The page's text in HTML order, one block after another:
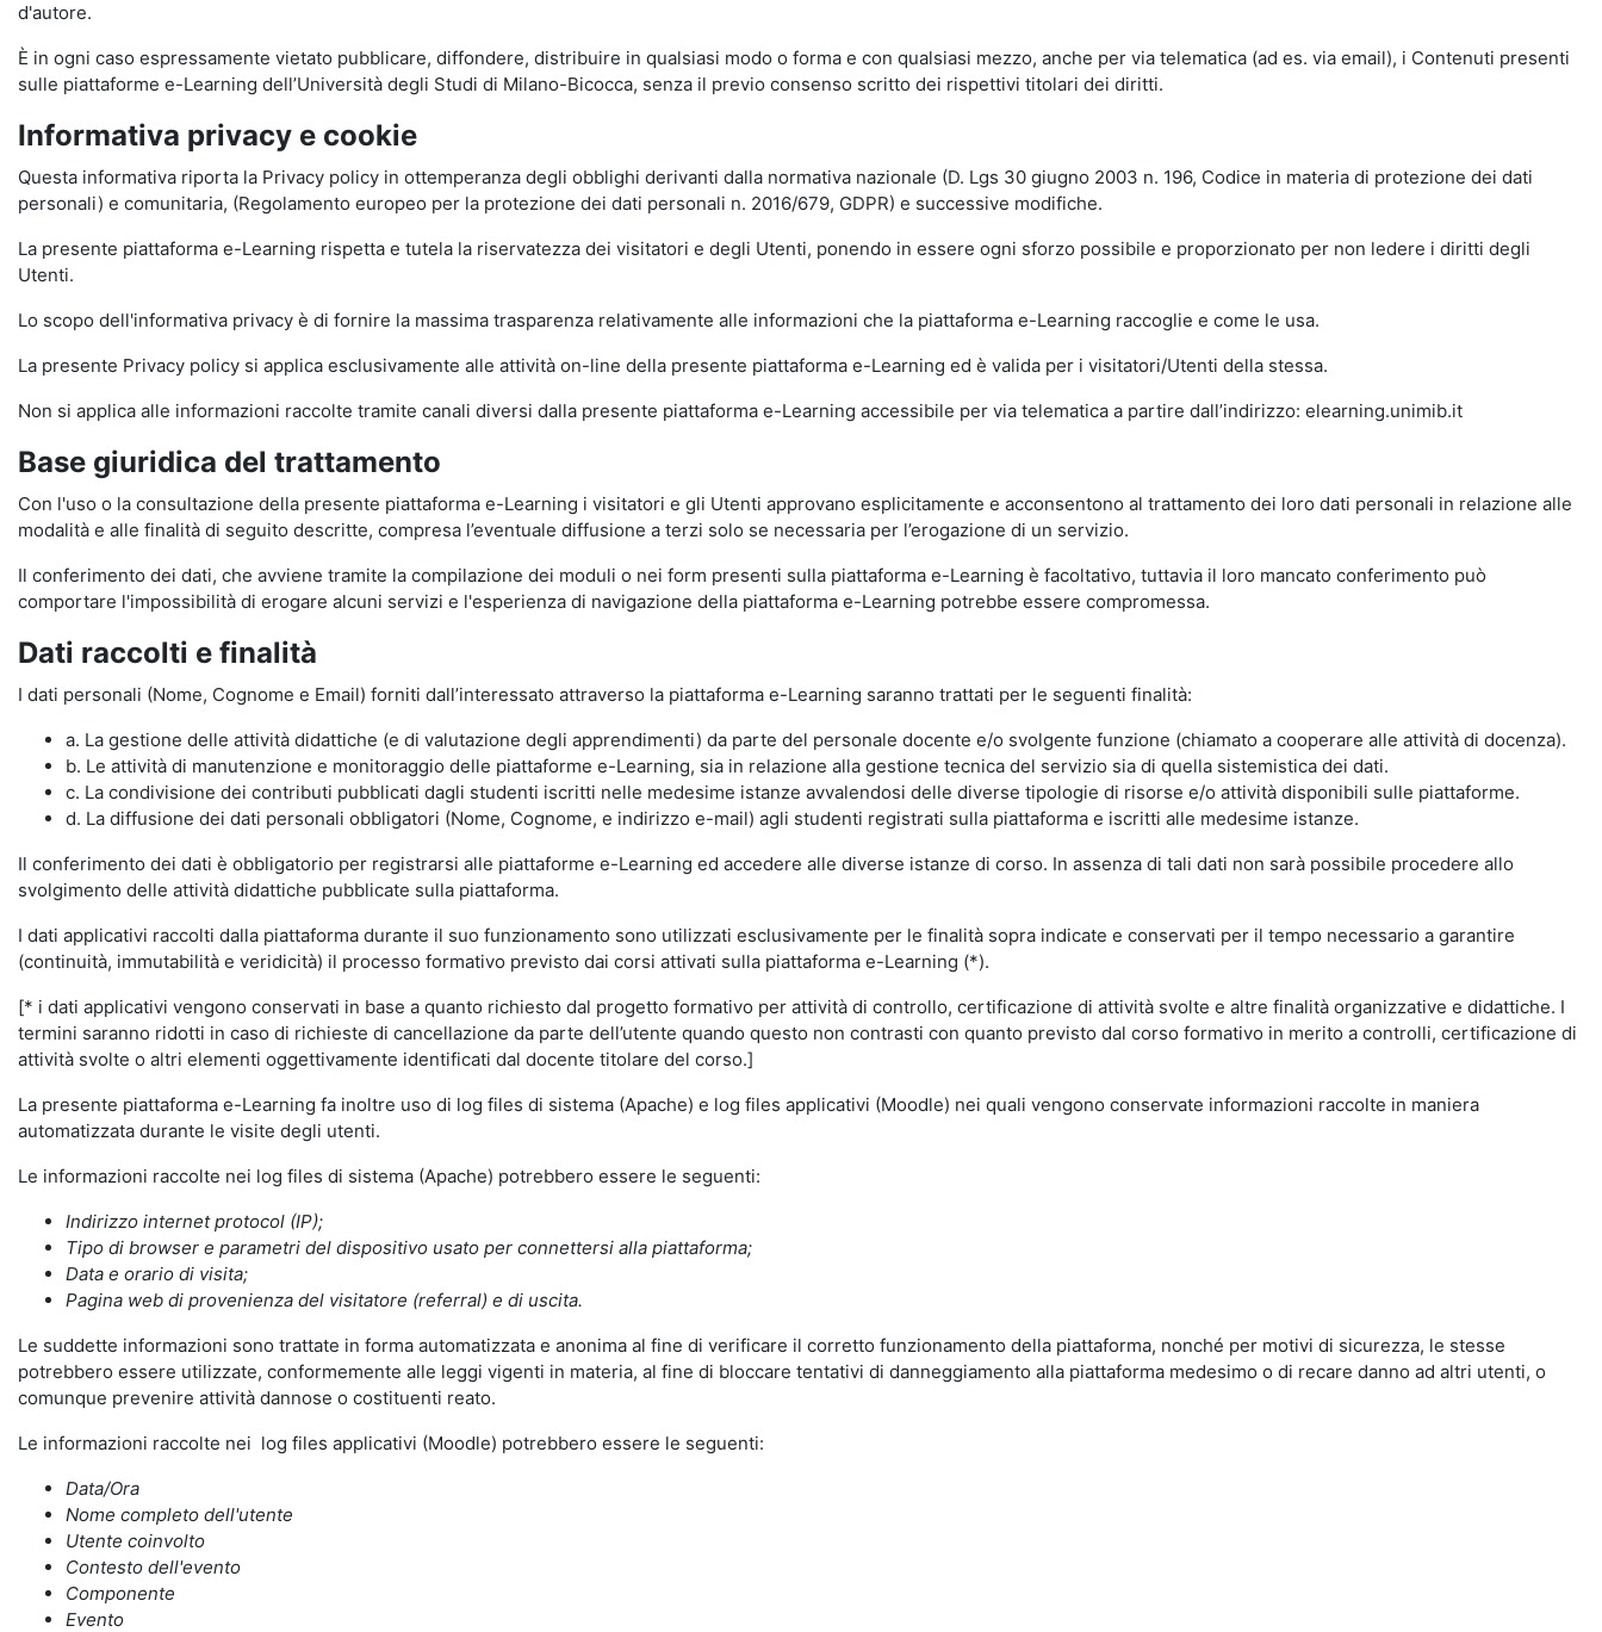
d'autore.
È in ogni caso espressamente vietato pubblicare, diffondere, distribuire in qualsiasi modo o forma e con qualsiasi mezzo, anche per via telematica (ad es. via email), i Contenuti presenti
sulle piattaforme e-Learning dell’Università degli Studi di Milano-Bicocca, senza il previo consenso scritto dei rispettivi titolari dei diritti.
Informativa privacy e cookie
Questa informativa riporta la Privacy policy in ottemperanza degli obblighi derivanti dalla normativa nazionale (D. Lgs 30 giugno 2003 n. 196, Codice in materia di protezione dei dati
personali) e comunitaria, (Regolamento europeo per la protezione dei dati personali n. 2016/679, GDPR) e successive modifiche.
La presente piattaforma e-Learning rispetta e tutela la riservatezza dei visitatori e degli Utenti, ponendo in essere ogni sforzo possibile e proporzionato per non ledere i diritti degli
Utenti.
Lo scopo dell'informativa privacy è di fornire la massima trasparenza relativamente alle informazioni che la piattaforma e-Learning raccoglie e come le usa.
La presente Privacy policy si applica esclusivamente alle attività on-line della presente piattaforma e-Learning ed è valida per i visitatori/Utenti della stessa.
Non si applica alle informazioni raccolte tramite canali diversi dalla presente piattaforma e-Learning accessibile per via telematica a partire dall’indirizzo: elearning.unimib.it
Base giuridica del trattamento
Con l'uso o la consultazione della presente piattaforma e-Learning i visitatori e gli Utenti approvano esplicitamente e acconsentono al trattamento dei loro dati personali in relazione alle
modalità e alle finalità di seguito descritte, compresa l’eventuale diffusione a terzi solo se necessaria per l’erogazione di un servizio.
Il conferimento dei dati, che avviene tramite la compilazione dei moduli o nei form presenti sulla piattaforma e-Learning è facoltativo, tuttavia il loro mancato conferimento può
comportare l'impossibilità di erogare alcuni servizi e l'esperienza di navigazione della piattaforma e-Learning potrebbe essere compromessa.
Dati raccolti e finalità
I dati personali (Nome, Cognome e Email) forniti dall’interessato attraverso la piattaforma e-Learning saranno trattati per le seguenti finalità:
a. La gestione delle attività didattiche (e di valutazione degli apprendimenti) da parte del personale docente e/o svolgente funzione (chiamato a cooperare alle attività di docenza).
b. Le attività di manutenzione e monitoraggio delle piattaforme e-Learning, sia in relazione alla gestione tecnica del servizio sia di quella sistemistica dei dati.
c. La condivisione dei contributi pubblicati dagli studenti iscritti nelle medesime istanze avvalendosi delle diverse tipologie di risorse e/o attività disponibili sulle piattaforme.
d. La diffusione dei dati personali obbligatori (Nome, Cognome, e indirizzo e-mail) agli studenti registrati sulla piattaforma e iscritti alle medesime istanze.
Il conferimento dei dati è obbligatorio per registrarsi alle piattaforme e-Learning ed accedere alle diverse istanze di corso. In assenza di tali dati non sarà possibile procedere allo
svolgimento delle attività didattiche pubblicate sulla piattaforma.
I dati applicativi raccolti dalla piattaforma durante il suo funzionamento sono utilizzati esclusivamente per le finalità sopra indicate e conservati per il tempo necessario a garantire
(continuità, immutabilità e veridicità) il processo formativo previsto dai corsi attivati sulla piattaforma e-Learning (*).
[* i dati applicativi vengono conservati in base a quanto richiesto dal progetto formativo per attività di controllo, certificazione di attività svolte e altre finalità organizzative e didattiche. I
termini saranno ridotti in caso di richieste di cancellazione da parte dell’utente quando questo non contrasti con quanto previsto dal corso formativo in merito a controlli, certificazione di
attività svolte o altri elementi oggettivamente identificati dal docente titolare del corso.]
La presente piattaforma e-Learning fa inoltre uso di log files di sistema (Apache) e log files applicativi (Moodle) nei quali vengono conservate informazioni raccolte in maniera
automatizzata durante le visite degli utenti.
Le informazioni raccolte nei log files di sistema (Apache) potrebbero essere le seguenti:
Indirizzo internet protocol (IP);
Tipo di browser e parametri del dispositivo usato per connettersi alla piattaforma;
Data e orario di visita;
Pagina web di provenienza del visitatore (referral) e di uscita.
Le suddette informazioni sono trattate in forma automatizzata e anonima al fine di verificare il corretto funzionamento della piattaforma, nonché per motivi di sicurezza, le stesse
potrebbero essere utilizzate, conformemente alle leggi vigenti in materia, al fine di bloccare tentativi di danneggiamento alla piattaforma medesimo o di recare danno ad altri utenti, o
comunque prevenire attività dannose o costituenti reato.
Le informazioni raccolte nei log files applicativi (Moodle) potrebbero essere le seguenti:
Data/Ora
Nome completo dell'utente
Utente coinvolto
Contesto dell'evento
Componente
Evento